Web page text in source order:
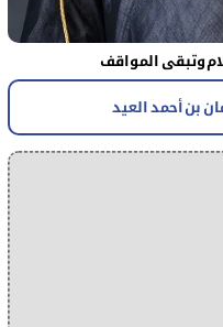
وتبقى المواقف
بن أحمد العيد